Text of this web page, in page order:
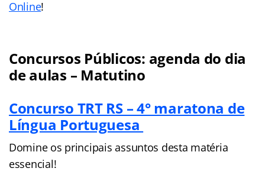
Online!
Concursos Públicos: agenda do dia
de aulas – Matutino
Concurso TRT RS – 4° maratona de
Língua Portuguesa
Domine os principais assuntos desta matéria
essencial!